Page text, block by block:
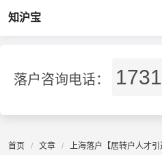
知沪宝
落户咨询电话：
首页 文章 上海落户【居转户人才引